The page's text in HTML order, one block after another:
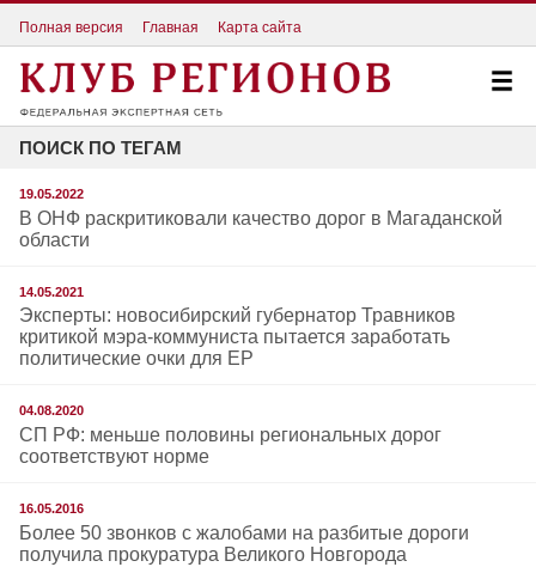
Полная версия Главная Карта сайта
ПОИСК ПО ТЕГАМ
19.05.2022
В ОНФ раскритиковали качество дорог в Магаданской
области
14.05.2021
Эксперты: новосибирский губернатор Травников
критикой мэра-коммуниста пытается заработать
политические очки для ЕР
04.08.2020
СП РФ: меньше половины региональных дорог
соответствуют норме
16.05.2016
Более 50 звонков с жалобами на разбитые дороги
получила прокуратура Великого Новгорода